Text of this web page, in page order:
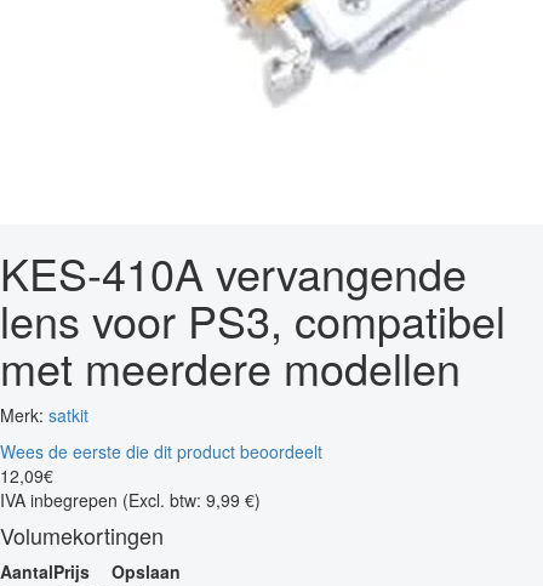
KES-410A vervangende
lens voor PS3, compatibel
met meerdere modellen
Merk: satkit
Wees de eerste die dit product beoordeelt
12,09€
IVA inbegrepen (Excl. btw: 9,99 €)
Volumekortingen
AantalPrijs
Opslaan